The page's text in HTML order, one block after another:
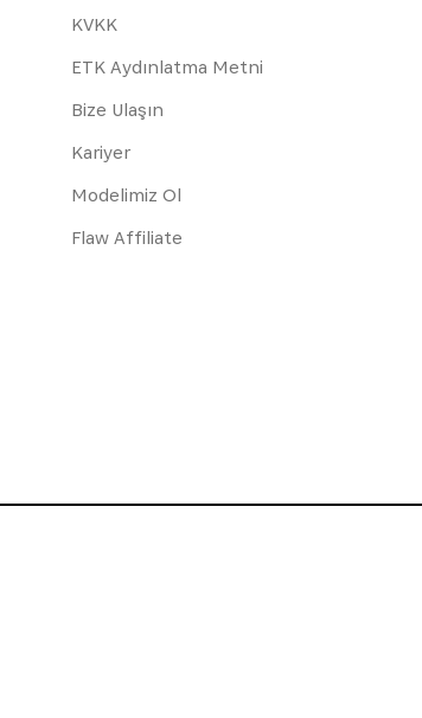
KVKK
ETK Aydınlatma Metni
Bize Ulaşın
Kariyer
Modelimiz Ol
Flaw Affiliate